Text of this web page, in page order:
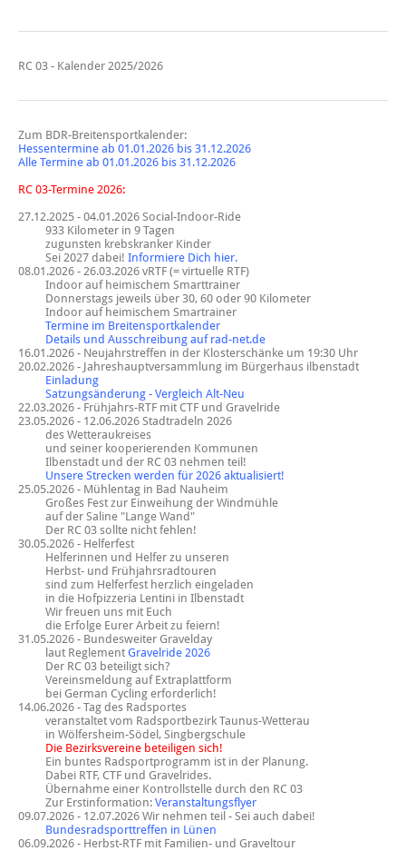
RC 03 - Kalender 2025/2026
Zum BDR-Breitensportkalender:
Hessentermine ab 01.01.2026 bis 31.12.2026
Alle Termine ab 01.01.2026 bis 31.12.2026
RC 03-Termine 2026:
27.12.2025 - 04.01.2026 Social-Indoor-Ride
933 Kilometer in 9 Tagen
zugunsten krebskranker Kinder
Sei 2027 dabei! Informiere Dich hier.
08.01.2026 - 26.03.2026 vRTF (= virtuelle RTF)
Indoor auf heimischem Smarttrainer
Donnerstags jeweils über 30, 60 oder 90 Kilometer
Indoor auf heimischem Smartrainer
Termine im Breitensportkalender
Details und Ausschreibung auf rad-net.de
16.01.2026 - Neujahrstreffen in der Klosterschänke um 19:30 Uhr
20.02.2026 - Jahreshauptversammlung im Bürgerhaus ilbenstadt
Einladung
Satzungsänderung - Vergleich Alt-Neu
22.03.2026 - Frühjahrs-RTF mit CTF und Gravelride
23.05.2026 - 12.06.2026 Stadtradeln 2026
des Wetteraukreises
und seiner kooperierenden Kommunen
Ilbenstadt und der RC 03 nehmen teil!
Unsere Strecken werden für 2026 aktualisiert!
25.05.2026 - Mühlentag in Bad Nauheim
Großes Fest zur Einweihung der Windmühle
auf der Saline "Lange Wand"
Der RC 03 sollte nicht fehlen!
30.05.2026 - Helferfest
Helferinnen und Helfer zu unseren
Herbst- und Frühjahrsradtouren
sind zum Helferfest herzlich eingeladen
in die Hofpizzeria Lentini in Ilbenstadt
Wir freuen uns mit Euch
die Erfolge Eurer Arbeit zu feiern!
31.05.2026 - Bundesweiter Gravelday
laut Reglement Gravelride 2026
Der RC 03 beteiligt sich?
Vereinsmeldung auf Extraplattform
bei German Cycling erforderlich!
14.06.2026 - Tag des Radsportes
veranstaltet vom Radsportbezirk Taunus-Wetterau
in Wölfersheim-Södel, Singbergschule
Die Bezirksvereine beteiligen sich!
Ein buntes Radsportprogramm ist in der Planung.
Dabei RTF, CTF und Gravelrides.
Übernahme einer Kontrollstelle durch den RC 03
Zur Erstinformation: Veranstaltungsflyer
09.07.2026 - 12.07.2026 Wir nehmen teil - Sei auch dabei!
Bundesradsporttreffen in Lünen
06.09.2026 - Herbst-RTF mit Familien- und Graveltour